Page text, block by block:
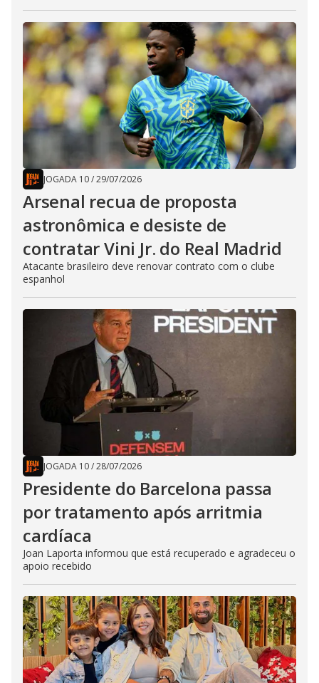
JOGADA 10/29/07/2026
Arsenal recua de proposta
astronômica e desiste de
contratar Vini Jr. do Real Madrid
Atacante brasileiro deve renovar contrato com o clube
espanhol
JOGADA 10/28/07/2026
Presidente do Barcelona passa
por tratamento após arritmia
cardíaca
Joan Laporta informou que está recuperado e agradeceu o
apoio recebido